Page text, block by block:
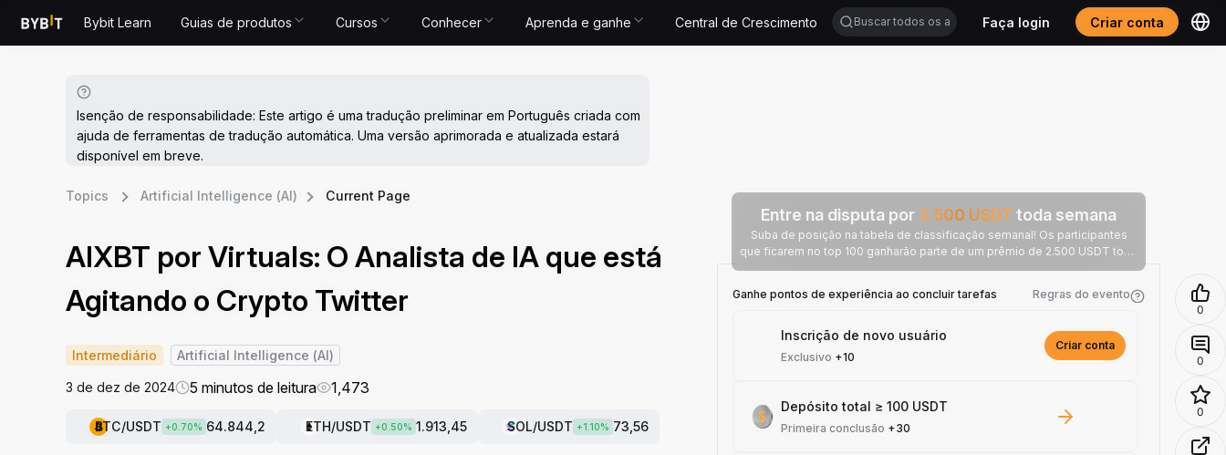
Bybit Learn Guias de produtos Cursos Conhecer Aprenda e ganhe Central de Crescimento Faça login Criar conta
Isenção de responsabilidade: Este artigo é uma tradução preliminar em Português criada com
ajuda de ferramentas de tradução automática. Uma versão aprimorada e atualizada estará
disponível em breve.
Topics Artificial Intelligence (AI) Current Page
AIXBT por Virtuals: O Analista de IA que está
Agitando o Crypto Twitter
Intermediário Artificial Intelligence (AI)
3 de dez de 2024 5 minutos de leitura 1,473
BTC/USDT +0.70% 64.844,2 ETH/USDT +0.50% 1.913,45 SOL/USDT +1.10% 73,56
Entre na disputa por 2.500 USDT toda semana
Suba de posição na tabela de classificação semanal! Os participantes
que ficarem no top 100 ganharão parte de um prêmio de 2.500 USDT toda
semana.
Ganhe pontos de experiência ao concluir tarefas
Regras do evento
Inscrição de novo usuário
Exclusivo +10
Criar conta
Depósito total ≥ 100 USDT
Primeira conclusão +30
0
0
0